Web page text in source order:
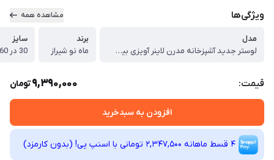
ویژگی‌ها مشاهده همه
مدل
لوستر جدید آشپزخانه مدرن لاینر آویزی بیضی مدل خورشیدی 60
برند
ماه نو شیراز
سایز
30 در 60 سانتیمتر
قیمت: 9,390,000تومان
افزودن به سبدخرید
4 قسط ماهانه 2,347,500 تومانی با اسنپ ‌پی! (بدون کارمزد)